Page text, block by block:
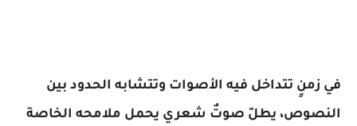
في زمنٍ تتداخل فيه الأصوات وتتشابه الحدود بين
النصوص، يطلّ صوتٌ شعري يحمل ملامحه الخاصة